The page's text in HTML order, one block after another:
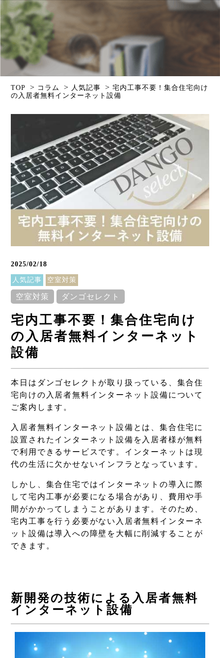
Column
コラム
TOP > コラム > 人気記事 >宅内工事不要！集合住宅向け
の入居者無料インターネット設備
2025/02/18
人気記事 空室対策
空室対策 ダンゴセレクト
宅内工事不要！集合住宅向け
の入居者無料インターネット
設備
本日はダンゴセレクトが取り扱っている、集合住
宅向けの入居者無料インターネット設備について
ご案内します。
入居者無料インターネット設備とは、集合住宅に
設置されたインターネット設備を入居者様が無料
で利用できるサービスです。インターネットは現
代の生活に欠かせないインフラとなっています。
しかし、集合住宅ではインターネットの導入に際
して宅内工事が必要になる場合があり、費用や手
間がかかってしまうことがあります。そのため、
宅内工事を行う必要がない入居者無料インターネ
ット設備は導入への障壁を大幅に削減することが
できます。
新開発の技術による入居者無料
インターネット設備